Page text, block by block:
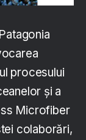
procesului
și a
Microfiber
colaborări,